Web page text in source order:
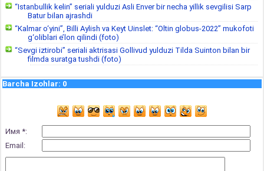
“Istanbullik kelin” seriali yulduzi Asli Enver bir necha yillik sevgilisi Sarp
Batur bilan ajrashdi
“Kalmar o‘yini”, Billi Aylish va Keyt Uinslet: “Oltin globus-2022” mukofoti
g‘oliblari e’lon qilindi (foto)
“Sevgi iztirobi” seriali aktrisasi Gollivud yulduzi Tilda Suinton bilan bir
filmda suratga tushdi (foto)
Barcha Izohlar: 0
Имя *:
Email: